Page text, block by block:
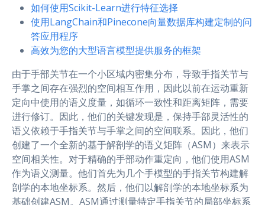
如何使用Scikit-Learn进行特征选择
使用LangChain和Pinecone向量数据库构建定制的问
答应用程序
高效为您的大型语言模型提供服务的框架
由于手部关节在一个小区域内密集分布，导致手指关节与
手掌之间存在强烈的空间相互作用，因此以前在运动重新
定向中使用的语义度量，如循环一致性和距离矩阵，需要
进行修订。因此，他们的关键发现是，保持手部灵活性的
语义依赖于手指关节与手掌之间的空间联系。因此，他们
创建了一个全新的基于解剖学的语义矩阵（ASM）来表示
空间相关性。对于精确的手部动作重定向，他们使用ASM
作为语义测量。他们首先为几个手模型的手指关节构建解
剖学的本地坐标系。然后，他们以解剖学的本地坐标系为
基础创建ASM。ASM通过测量特定手指关节的局部坐标系